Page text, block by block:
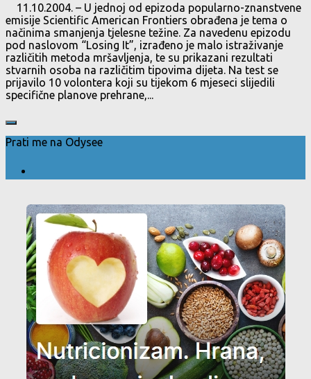
11.10.2004. – U jednoj od epizoda popularno-znanstvene
emisije Scientific American Frontiers obrađena je tema o
načinima smanjenja tjelesne težine. Za navedenu epizodu
pod naslovom “Losing It”, izrađeno je malo istraživanje
različitih metoda mršavljenja, te su prikazani rezultati
stvarnih osoba na različitim tipovima dijeta. Na test se
prijavilo 10 volontera koji su tijekom 6 mjeseci slijedili
specifične planove prehrane,...
Prati me na Odysee